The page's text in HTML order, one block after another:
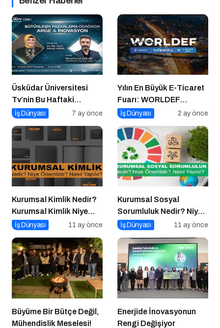
Üsküdar Üniversitesi
Tv’nin Bu Haftaki
Konuğu Mürsel Ferhat
İş Dünyası 7 ay önce
Yılın En Büyük E-Ticaret
Fuarı: WORLDEF
Istanbul 2026
İş Dünyası 2 ay önce
Kurumsal Kimlik Nedir?
Kurumsal Kimlik Niye
Önemlidir? Kurumsal
İş Dünyası 11 ay önce
Kurumsal Sosyal
Sorumluluk Nedir? Niye
Önemlidir? Kurumsal
Yapılır?
İş Dünyası 11 ay önce
Büyüme Bir Bütçe Değil,
Mühendislik Meselesi!
Enerjide İnovasyonun
Rengi Değişiyor